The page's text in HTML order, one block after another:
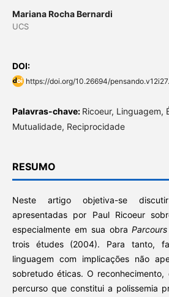
Mariana Rocha Bernardi
UCS
DOI:
https://doi.org/10.26694/
Palavras-chave: Ricoeur, Linguagem,
Mutualidade, Reciprocidade
RESUMO
Neste artigo objetiva-se
apresentadas por Paul Ricoeur
especialmente em sua obra
trois études (2004). Para tanto,
linguagem com implicações não
sobretudo éticas. O reconhecimento,
percurso que constitui a polissemia